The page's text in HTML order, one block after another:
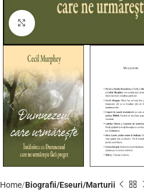
Click to enlarge
Home Biografii/Eseuri/Marturii